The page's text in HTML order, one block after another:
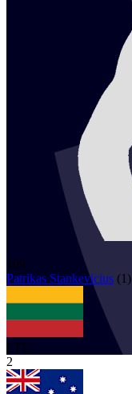
109
Patrikas Stankevicius (1 )
LTU
2